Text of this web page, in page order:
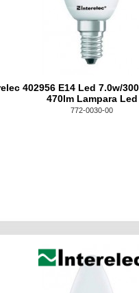
402956 E14 Led 7.0w/
470lm Lampara Led
772-0030-00